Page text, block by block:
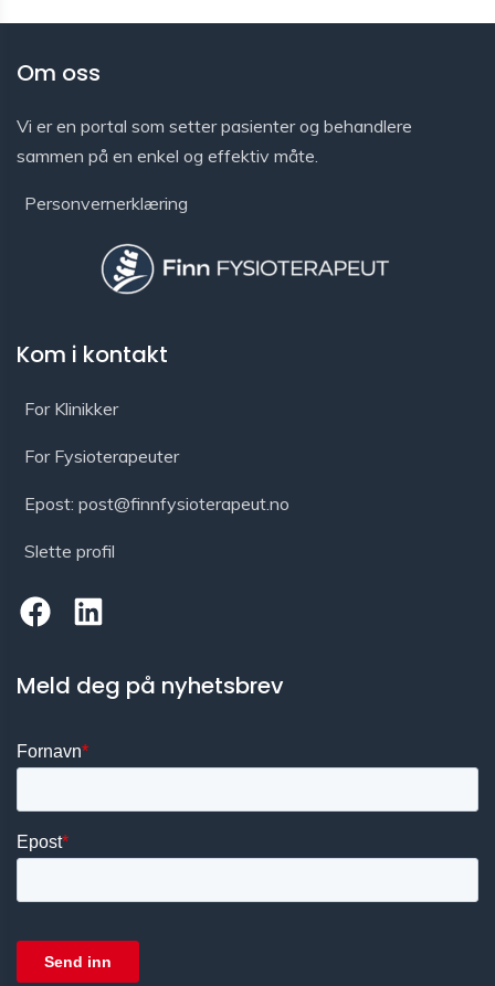
Om oss
Vi er en portal som setter pasienter og behandlere
sammen på en enkel og effektiv måte.
Personvernerklæring
Kom i kontakt
For Klinikker
For Fysioterapeuter
Epost: post@finnfysioterapeut.no
Slette profil
Meld deg på nyhetsbrev